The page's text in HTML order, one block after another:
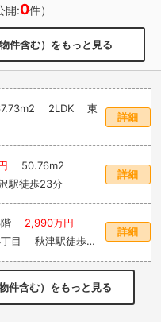
開:0件）
件含む）をもっと見る
2
詳細
50.76m2
瀬市中里3丁目 東所沢駅徒歩23分
詳細
階 2,990万円
詳細
件含む）をもっと見る